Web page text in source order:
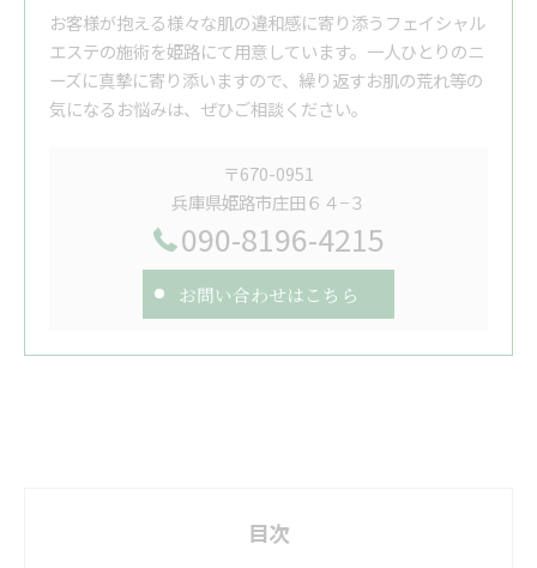
お客様が抱える様々な肌の違和感に寄り添うフェイシャル
エステの施術を姫路にて用意しています。一人ひとりのニ
ーズに真摯に寄り添いますので、繰り返すお肌の荒れ等の
気になるお悩みは、ぜひご相談ください。
〒670-0951
兵庫県姫路市庄田６４−３
090-8196-4215
お問い合わせはこちら
目次